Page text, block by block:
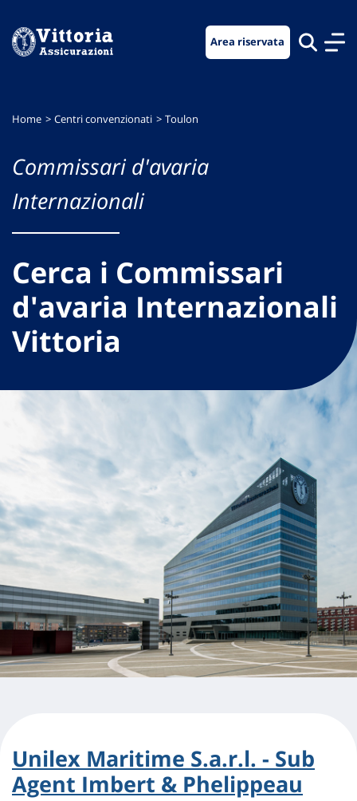
menu
contenuto
footer
Area riservata
Home Centri convenzionati Toulon
Commissari d'avaria
Internazionali
Cerca i Commissari
d'avaria Internazionali
Vittoria
Unilex Maritime S.a.r.l. - Sub
Agent Imbert & Phelippeau